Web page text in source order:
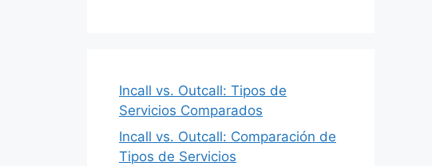
Incall vs. Outcall: Tipos de
Servicios Comparados
Incall vs. Outcall: Comparación de
Tipos de Servicios